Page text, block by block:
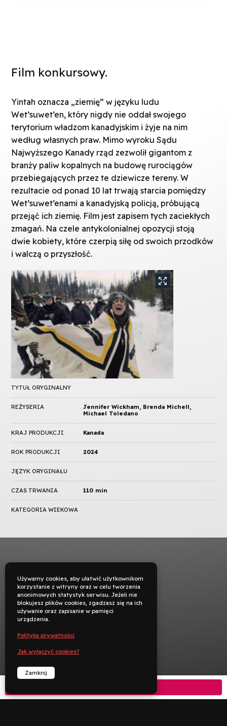
Film konkursowy.
Yintah oznacza „ziemię” w języku ludu
Wet’suwet’en, który nigdy nie oddał swojego
terytorium władzom kanadyjskim i żyje na nim
według własnych praw. Mimo wyroku Sądu
Najwyższego Kanady rząd zezwolił gigantom z
branży paliw kopalnych na budowę rurociągów
przebiegających przez te dziewicze tereny. W
rezultacie od ponad 10 lat trwają starcia pomiędzy
Wet’suwet’enami a kanadyjską policją, próbującą
przejąć ich ziemię. Film jest zapisem tych zaciekłych
zmagań. Na czele antykolonialnej opozycji stoją
dwie kobiety, które czerpią siłę od swoich przodków
i walczą o przyszłość.
TYTUŁ ORYGINALNY
REŻYSERIA
Jennifer Wickham, Brenda Michell,
Michael Toledano
KRAJ PRODUKCJI Kanada
ROK PRODUKCJI 2024
JĘZYK ORYGINAŁU
CZAS TRWANIA 110 min
KATEGORIA WIEKOWA
Używamy cookies, aby ułatwić użytkownikom
korzystanie z witryny oraz w celu tworzenia
anonimowych statystyk serwisu. Jeżeli nie
blokujesz plików cookies, zgadzasz się na ich
używanie oraz zapisanie w pamięci
urządzenia.
Polityka prywatności
Jak wyłączyć cookies?
Zamknij